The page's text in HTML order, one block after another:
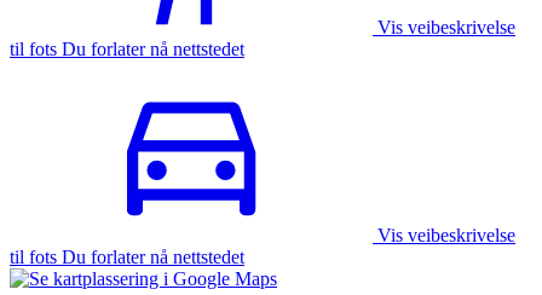
Vis veibeskrivelse
til fots Du forlater nå nettstedet
Vis veibeskrivelse
til fots Du forlater nå nettstedet